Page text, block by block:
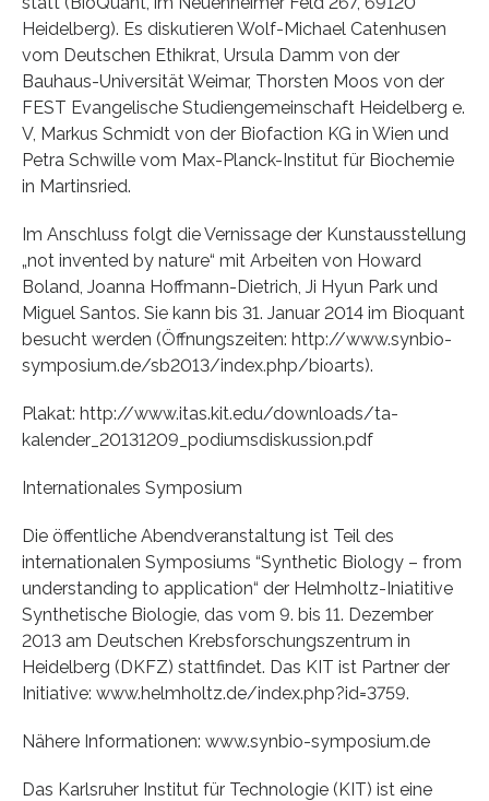
Heidelberg). Es diskutieren Wolf-Michael Catenhusen
vom Deutschen Ethikrat, Ursula Damm von der
Bauhaus-Universität Weimar, Thorsten Moos von der
FEST Evangelische Studiengemeinschaft Heidelberg e.
V, Markus Schmidt von der Biofaction KG in Wien und
Petra Schwille vom Max-Planck-Institut für Biochemie
in Martinsried.
Im Anschluss folgt die Vernissage der Kunstausstellung
„not invented by nature“ mit Arbeiten von Howard
Boland, Joanna Hoffmann-Dietrich, Ji Hyun Park und
Miguel Santos. Sie kann bis 31. Januar 2014 im Bioquant
besucht werden (Öffnungszeiten: http://www.synbio-
symposium.de/sb2013/index.php/bioarts).
Plakat: http://www.itas.kit.edu/downloads/ta-
kalender_20131209_podiumsdiskussion.pdf
Internationales Symposium
Die öffentliche Abendveranstaltung ist Teil des
internationalen Symposiums “Synthetic Biology – from
understanding to application“ der Helmholtz-Iniatitive
Synthetische Biologie, das vom 9. bis 11. Dezember
2013 am Deutschen Krebsforschungszentrum in
Heidelberg (DKFZ) stattfindet. Das KIT ist Partner der
Initiative: www.helmholtz.de/index.php?id=3759.
Nähere Informationen: www.synbio-symposium.de
Das Karlsruher Institut für Technologie (KIT) ist eine